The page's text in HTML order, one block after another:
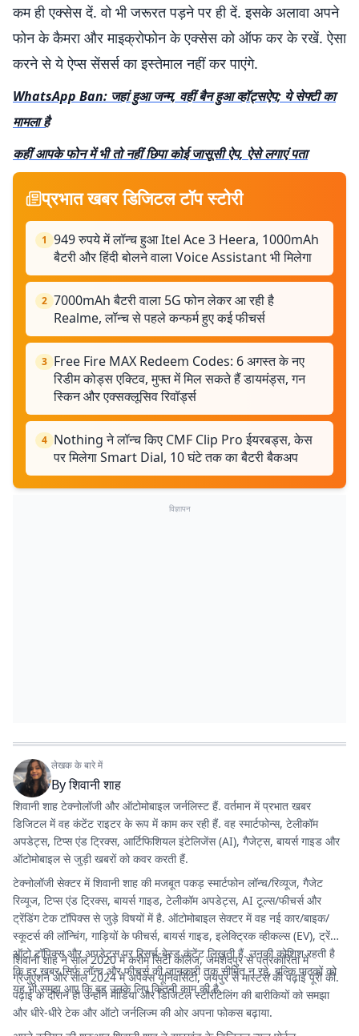
कम ही एक्सेस दें. वो भी जरूरत पड़ने पर ही दें. इसके अलावा अपने
फोन के कैमरा और माइक्रोफोन के एक्सेस को ऑफ कर के रखें. ऐसा
करने से ये ऐप्स सेंसर्स का इस्तेमाल नहीं कर पाएंगे.
WhatsApp Ban: जहां हुआ जन्म, वहीं बैन हुआ व्हॉट्सऐप; ये सेफ्टी का
मामला है
कहीं आपके फोन में भी तो नहीं छिपा कोई जासूसी ऐप, ऐसे लगाएं पता
प्रभात खबर डिजिटल टॉप स्टोरी
1 949 रुपये में लॉन्च हुआ Itel Ace 3 Heera, 1000mAh
बैटरी और हिंदी बोलने वाला Voice Assistant भी मिलेगा
2 7000mAh बैटरी वाला 5G फोन लेकर आ रही है
Realme, लॉन्च से पहले कन्फर्म हुए कई फीचर्स
3 Free Fire MAX Redeem Codes: 6 अगस्त के नए
रिडीम कोड्स एक्टिव, मुफ्त में मिल सकते हैं डायमंड्स, गन
स्किन और एक्सक्लूसिव रिवॉर्ड्स
4 Nothing ने लॉन्च किए CMF Clip Pro ईयरबड्स, केस
पर मिलेगा Smart Dial, 10 घंटे तक का बैटरी बैकअप
विज्ञापन
लेखक के बारे में
Byशिवानी शाह
शिवानी शाह टेक्नोलॉजी और ऑटोमोबाइल जर्नलिस्ट हैं. वर्तमान में प्रभात खबर
डिजिटल में वह कंटेंट राइटर के रूप में काम कर रही हैं. वह स्मार्टफोन्स, टेलीकॉम
अपडेट्स, टिप्स एंड ट्रिक्स, आर्टिफिशियल इंटेलिजेंस (AI), गैजेट्स, बायर्स गाइड और
ऑटोमोबाइल से जुड़ी खबरों को कवर करती हैं.
टेक्नोलॉजी सेक्टर में शिवानी शाह की मजबूत पकड़ स्मार्टफोन लॉन्च/रिव्यूज, गैजेट
रिव्यूज, टिप्स एंड ट्रिक्स, बायर्स गाइड, टेलीकॉम अपडेट्स, AI टूल्स/फीचर्स और
ट्रेंडिंग टेक टॉपिक्स से जुड़े विषयों में है. ऑटोमोबाइल सेक्टर में वह नई कार/बाइक/
स्कूटर्स की लॉन्चिंग, गाड़ियों के फीचर्स, बायर्स गाइड, इलेक्ट्रिक व्हीकल्स (EV), ट्रेंडिंग
ऑटो टॉपिक्स और अपडेट्स पर रिसर्च-बेस्ड कंटेंट लिखती हैं. उनकी कोशिश रहती है
कि हर खबर सिर्फ लॉन्च और फीचर्स की जानकारी तक सीमित न रहे, बल्कि पाठकों को
यह भी समझ आए कि वह उनके लिए कितनी काम की है.
शिवानी शाह ने साल 2020 में करीम सिटी कॉलेज, जमशेदपुर से पत्रकारिता में
ग्रेजुएशन और साल 2024 में अपेक्स यूनिवर्सिटी, जयपुर से मास्टर्स की पढ़ाई पूरी की.
पढ़ाई के दौरान ही उन्होंने मीडिया और डिजिटल स्टोरीटेलिंग की बारीकियों को समझा
और धीरे-धीरे टेक और ऑटो जर्नलिज्म की ओर अपना फोकस बढ़ाया.